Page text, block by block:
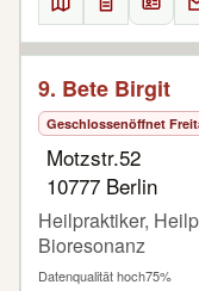
9. Bete Birgit
Geschlossenöffnet
Motzstr.52
10777 Berlin
Heilpraktiker,
Bioresonanz
Datenqualität hoch75%